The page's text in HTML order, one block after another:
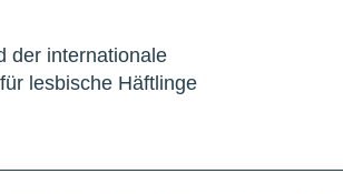
der internationale
lesbische Häftlinge